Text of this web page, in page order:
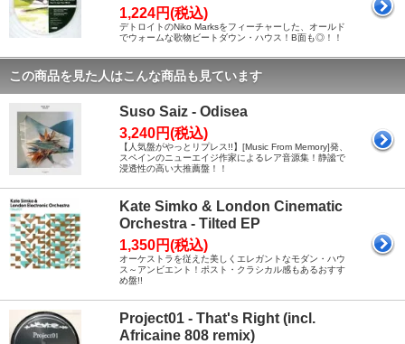
1,224円(税込)
デトロイトのNiko Marksをフィーチャーした、オールド
でウォームな歌物ビートダウン・ハウス！B面も◎！！
この商品を見た人はこんな商品も見ています
Suso Saiz - Odisea
3,240円(税込)
【人気盤がやっとリプレス!!】[Music From Memory]発、
スペインのニューエイジ作家によるレア音源集！静謐で
浸透性の高い大推薦盤！！
Kate Simko & London Cinematic
Orchestra - Tilted EP
1,350円(税込)
オーケストラを従えた美しくエレガントなモダン・ハウ
ス～アンビエント！ポスト・クラシカル感もあるおすす
め盤!!
Project01 - That's Right (incl.
Africaine 808 remix)